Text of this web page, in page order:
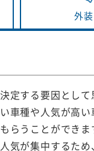
外装
定する要因とし
車種や人気が高
らうことができ
気が集中するた